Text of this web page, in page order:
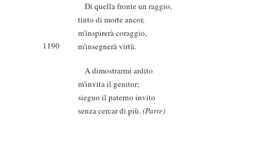
Di quella fronte un raggio,
tinto di morte ancor,
m'inspirerà coraggio,
1190
m'insegnerà virtù.
A dimostrarmi ardito
m'invita il genitor;
sieguo il paterno invito
senza cercar di più.(Parte)